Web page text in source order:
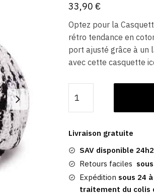
33,90 €
Optez pour la
rétro tendance en
port ajusté grâce à un
avec cette casquette
de
Casquette
NY
|
Femme
Livraison gratuite
SAV disponible
Retours faciles
Expédition sous 24
traitement du colis